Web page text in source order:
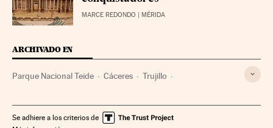
MARCE REDONDO | MÉRIDA
ARCHIVADO EN
Parque Nacional Teide Cáceres Trujillo
Día Fiesta Nacional Virgen Pilar Provincia Cáceres
Se adhiere a los criterios de